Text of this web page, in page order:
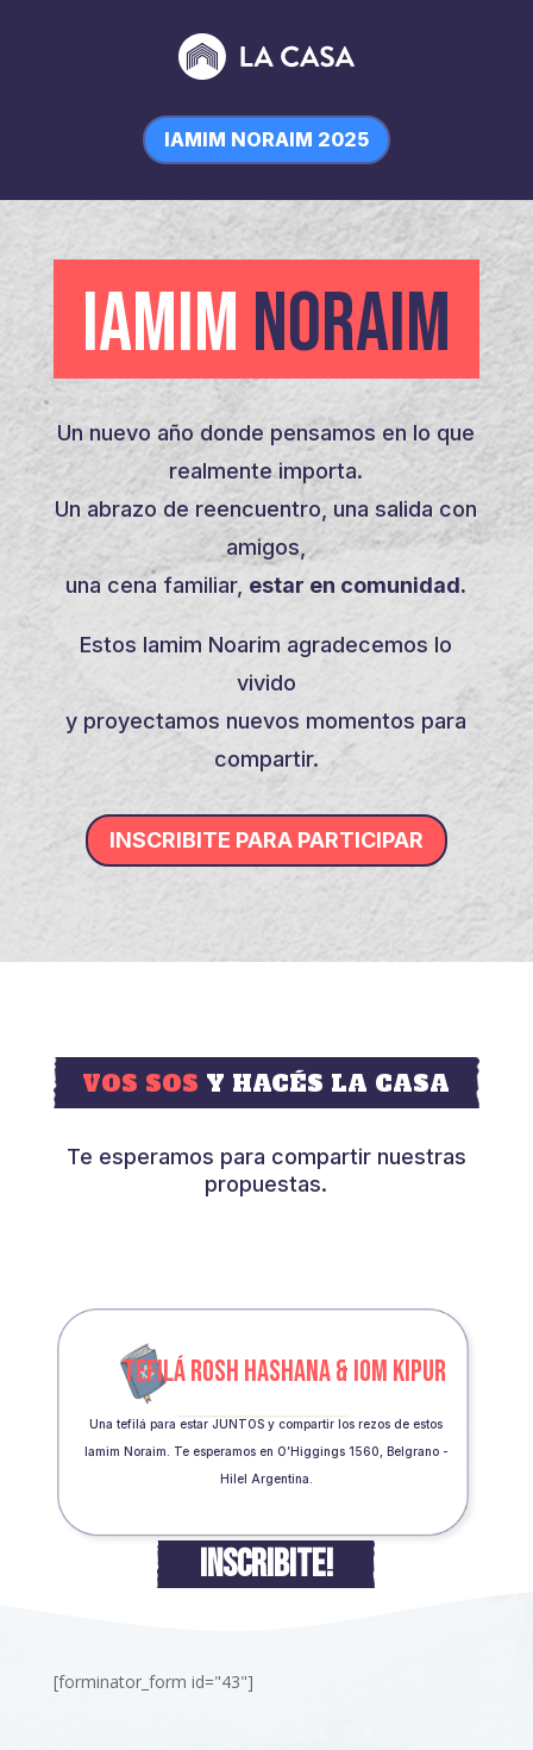
IAMIM NORAIM 2025
IAMIM NORAIM
Un nuevo año donde pensamos en lo que
realmente importa.
Un abrazo de reencuentro, una salida con
amigos,
una cena familiar, estar en comunidad.
Estos Iamim Noarim agradecemos lo
vivido
y proyectamos nuevos momentos para
compartir.
INSCRIBITE PARA PARTICIPAR
VOS SOS Y HACÉS LA CASA
Te esperamos para compartir nuestras
propuestas.
TEFILÁ ROSH HASHANA & IOM KIPUR
Una tefilá para estar JUNTOS y compartir los rezos de estos
Iamim Noraim. Te esperamos en O’Higgings 1560, Belgrano -
Hilel Argentina.
INSCRIBITE!
[forminator_form id="43"]